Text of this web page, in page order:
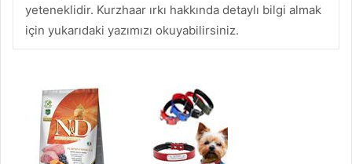
yeteneklidir. Kurzhaar ırkı hakkında detaylı bilgi almak
için yukarıdaki yazımızı okuyabilirsiniz.